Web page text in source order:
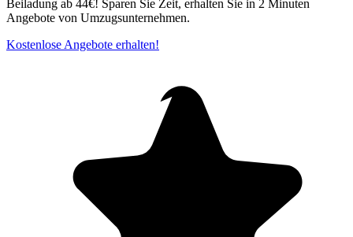
Beiladung ab 44€! Sparen Sie Zeit, erhalten Sie in 2 Minuten
Angebote von Umzugsunternehmen.
Kostenlose Angebote erhalten!